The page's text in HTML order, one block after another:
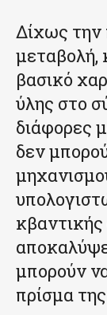
Δίχως την
μεταβολή,
βασικό
ύλης στο
διάφορες
δεν
μπορούν
πρίσμα